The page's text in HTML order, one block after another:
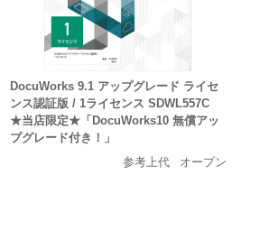
DocuWorks 9.1 アップグレード ライセ
ンス認証版 / 1ライセンス SDWL557C
★当店限定★「DocuWorks10 無償アッ
プグレード付き！」
参考上代
オープン